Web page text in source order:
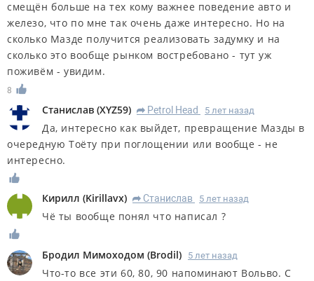
смещён больше на тех кому важнее поведение авто и
железо, что по мне так очень даже интересно. Но на
сколько Мазде получится реализовать задумку и на
сколько это вообще рынком востребовано - тут уж
поживём - увидим.
8
Станислав (XYZ59) R Petrol Head 5 лет назад
Да, интересно как выйдет, превращение Мазды в
очередную Тоёту при поглощении или вообще - не
интересно.
Кирилл (Kirillavx) R Станислав 5 лет назад
Чё ты вообще понял что написал ?
Бродил Мимоходом (Brodil) 5 лет назад
Что-то все эти 60, 80, 90 напоминают Вольво. С